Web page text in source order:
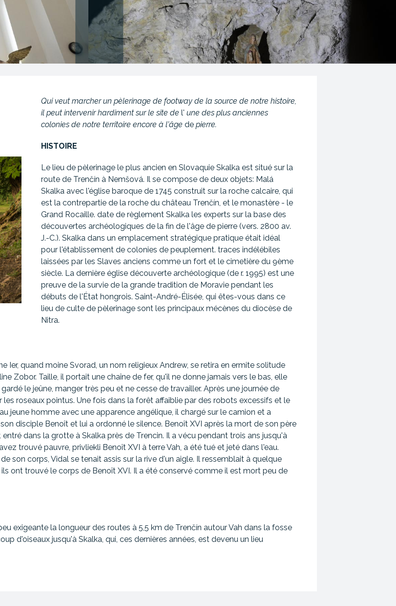
Qui veut marcher un pèlerinage de footway de la source de notre histoire,
il peut intervenir hardiment sur le site de l' une des plus anciennes
colonies de notre territoire encore à l'âge de pierre.
HISTOIRE
Le lieu de pèlerinage le plus ancien en Slovaquie Skalka est situé sur la
route de Trenčín à Nemšová. Il se compose de deux objets: Malá
Skalka avec l'église baroque de 1745 construit sur la roche calcaire, qui
est la contrepartie de la roche du château Trenčín, et le monastère - le
Grand Rocaille. date de règlement Skalka les experts sur la base des
découvertes archéologiques de la fin de l'âge de pierre (vers. 2800 av.
J.-C.). Skalka dans un emplacement stratégique pratique était idéal
pour l'établissement de colonies de peuplement. traces indélébiles
laissées par les Slaves anciens comme un fort et le cimetière du 9ème
siècle. La dernière église découverte archéologique (de r. 1995) est une
preuve de la survie de la grande tradition de Moravie pendant les
débuts de l'État hongrois. Saint-André-Élisée, qui êtes-vous dans ce
lieu de culte de pèlerinage sont les principaux mécènes du diocèse de
Nitra.
Ier, quand moine Svorad, un nom religieux Andrew, se retira en ermite solitude
Zobor. Taille, il portait une chaîne de fer, qu'il ne donne jamais vers le bas, elle
le jeûne, manger très peu et ne cesse de travailler. Après une journée de
roseaux pointus. Une fois dans la forêt affaiblie par des robots excessifs et le
jeune homme avec une apparence angélique, il chargé sur le camion et a
disciple Benoît et lui a ordonné le silence. Benoît XVI après la mort de son père
dans la grotte à Skalka près de Trencin. Il a vécu pendant trois ans jusqu'à
trouvé pauvre, privliekli Benoît XVI à terre Vah, a été tué et jeté dans l'eau.
son corps, Vidal se tenait assis sur la rive d'un aigle. Il ressemblait à quelque
ont trouvé le corps de Benoît XVI. Il a été conservé comme il est mort peu de
exigeante la longueur des routes à 5,5 km de Trenčín autour Vah dans la fosse
d'oiseaux jusqu'à Skalka, qui, ces dernières années, est devenu un lieu